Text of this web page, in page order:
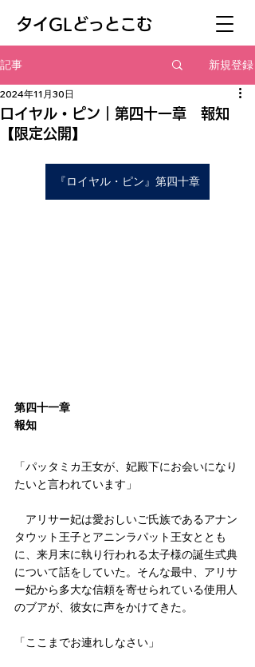
​タイGLどっとこむ
記事 新規登録
ロイヤル・ピン｜第四十一章 報知
【限定公開】
2024年11月30日
『ロイヤル・ピン』第四十章
第四十一章
報知
「パッタミカ王女が、妃殿下にお会いになり
たいと言われています」
アリサー妃は愛おしいご氏族であるアナン
タウット王子とアニンラパット王女ととも
に、来月末に執り行われる太子様の誕生式典
について話をしていた。そんな最中、アリサ
ー妃から多大な信頼を寄せられている使用人
のブアが、彼女に声をかけてきた。
「ここまでお連れしなさい」